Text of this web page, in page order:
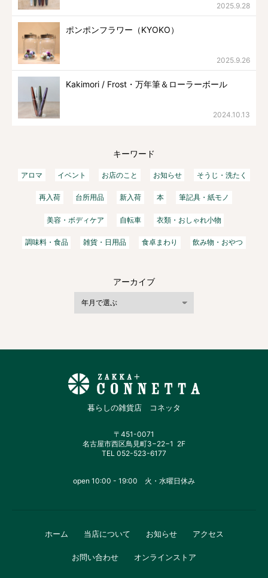
2025.9.28
ポンポンフラワー（KYOKO）
2025.9.26
Kakimori / Frost・万年筆＆ローラーボール
2024.10.13
キーワード
アロマ イベント お店のこと お知らせ そうじ・洗たく
再入荷 台所用品 新入荷 本 筆記具・紙モノ
美容・ボディケア 自転車 衣類・おしゃれ小物
調味料・食品 雑貨・日用品 食卓まわり 飲み物・おやつ
アーカイブ
暮らしの雑貨店 コネッタ
〒451-0071
名古屋市西区鳥見町3−22−1 2F
TEL 052-523-6177
open 10:00 - 19:00 火・水曜日休み
ホーム 当店について お知らせ アクセス
お問い合わせ オンラインストア